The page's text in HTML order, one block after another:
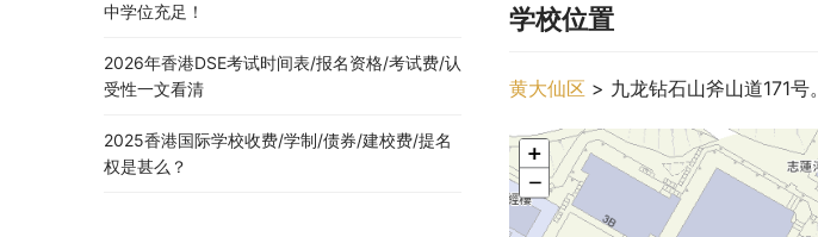
学校位置
黄大仙区 > 九龙钻石山斧山道171号。
中学位充足！
2026年香港DSE考试时间表/报名资格/考试费/认
受性一文看清
2025香港国际学校收费/学制/债券/建校费/提名
权是甚么？